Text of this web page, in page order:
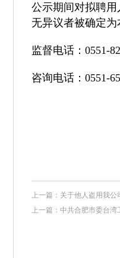
公示期间对拟聘
无异议者被确定为
监督电话：0551-
咨询电话： 0551-
上一篇： 关于他人盗用我公
上一篇： 中共合肥市委台湾